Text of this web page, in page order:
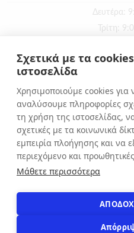
Δευτέρα:
Τρίτη:
Πέμπτη:
Σάββατο:
ΕΠΙΚΟΙΝΩΝΙΑ
Σχετικά με τα
ιστοσελίδα
Χρησιμοποιούμε cookies για
αναλύσουμε πληροφορίες
τη χρήση της ιστοσελίδας,
σχετικές με τα κοινωνικά
εμπειρία πλοήγησης και να
περιεχόμενο και
Μάθετε περισσότερα